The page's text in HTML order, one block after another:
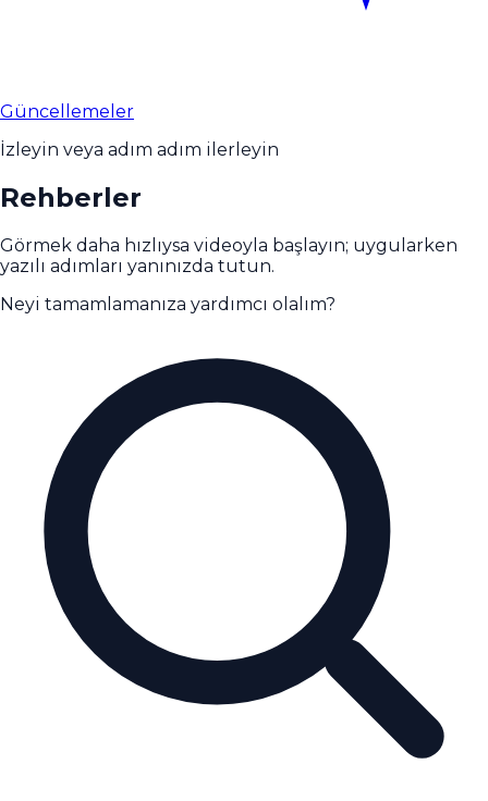
Güncellemeler
İzleyin veya adım adım ilerleyin
Rehberler
Görmek daha hızlıysa videoyla başlayın; uygularken
yazılı adımları yanınızda tutun.
Neyi tamamlamanıza yardımcı olalım?